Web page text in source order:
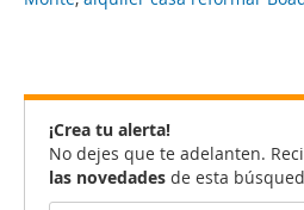
¡Crea tu alerta!
No dejes que te adelanten.
las novedades de esta